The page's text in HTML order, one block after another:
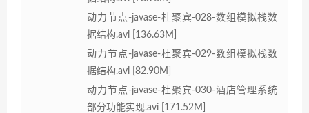
动力节点-javase-杜聚宾-028-数组模拟栈数
据结构.avi [136.63M]
动力节点-javase-杜聚宾-029-数组模拟栈数
据结构.avi [82.90M]
动力节点-javase-杜聚宾-030-酒店管理系统
部分功能实现.avi [171.52M]